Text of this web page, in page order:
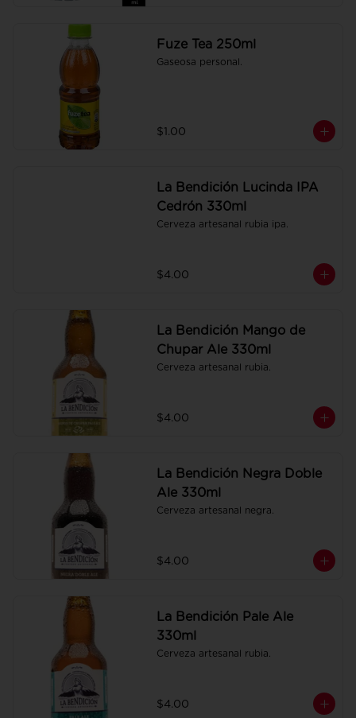
Fuze Tea 250ml
Gaseosa personal.
$1.00
La Bendición Lucinda IPA
Cedrón 330ml
Cerveza artesanal rubia ipa.
$4.00
La Bendición Mango de
Chupar Ale 330ml
Cerveza artesanal rubia.
$4.00
La Bendición Negra Doble
Ale 330ml
Cerveza artesanal negra.
$4.00
La Bendición Pale Ale
330ml
Cerveza artesanal rubia.
$4.00